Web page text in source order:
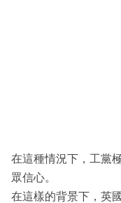
在這種情況下，工黨
眾信心。
在這樣的背景下，英